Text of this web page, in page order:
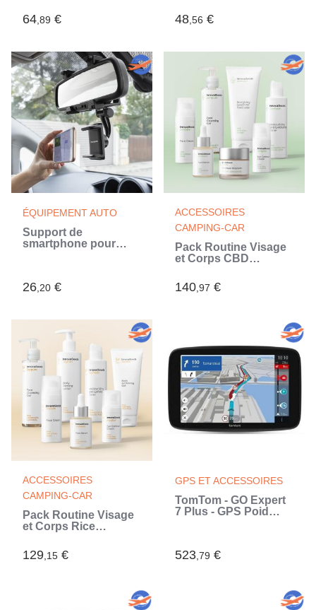
64,89 € 48,56 €
ÉQUIPEMENT AUTO
Support de
smartphone pour
26,20 €
ACCESSOIRES
CAMPING-CAR
Pack Routine Visage
et Corps CBD
140,97 €
ACCESSOIRES
CAMPING-CAR
Pack Routine Visage
et Corps Rice
129,15 €
GPS ET ACCESSOIRES
TomTom - GO Expert
7 Plus - GPS Poid
Traffic - Carte Monde
523,79 €